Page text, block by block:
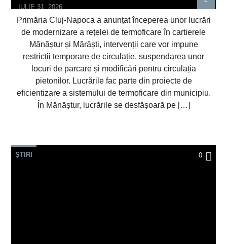
IULIE 31, 2026
Primăria Cluj-Napoca a anunțat începerea unor lucrări
de modernizare a rețelei de termoficare în cartierele
Mănăștur și Mărăști, intervenții care vor impune
restricții temporare de circulație, suspendarea unor
locuri de parcare și modificări pentru circulația
pietonilor. Lucrările fac parte din proiecte de
eficientizare a sistemului de termoficare din municipiu.
În Mănăștur, lucrările se desfășoară pe […]
ȘTIRI 0